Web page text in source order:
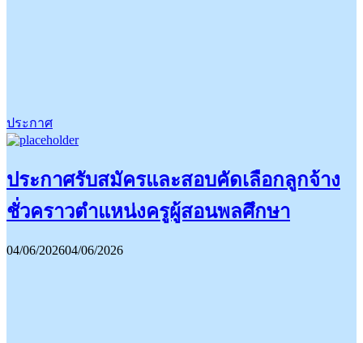
ประกาศ
ประกาศรับสมัครและสอบคัดเลือกลูกจ้าง
ชั่วคราวตำแหน่งครูผู้สอนพลศึกษา
04/06/202604/06/2026